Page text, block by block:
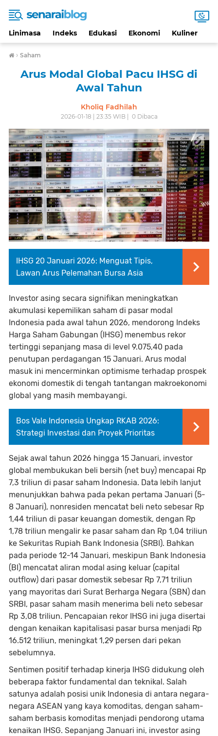
Linimasa Indeks Edukasi Ekonomi Kuliner
› Saham
Arus Modal Global Pacu IHSG di
Awal Tahun
Kholiq Fadhilah
2026-01-18 | 23:35 WIB | 0Dibaca
IHSG 20 Januari 2026: Menguat Tipis,
Lawan Arus Pelemahan Bursa Asia
Investor asing secara signifikan meningkatkan
akumulasi kepemilikan saham di pasar modal
Indonesia pada awal tahun 2026, mendorong Indeks
Harga Saham Gabungan (IHSG) menembus rekor
tertinggi sepanjang masa di level 9.075,40 pada
penutupan perdagangan 15 Januari. Arus modal
masuk ini mencerminkan optimisme terhadap prospek
ekonomi domestik di tengah tantangan makroekonomi
global yang masih membayangi.
Bos Vale Indonesia Ungkap RKAB 2026:
Strategi Investasi dan Proyek Prioritas
Sejak awal tahun 2026 hingga 15 Januari, investor
global membukukan beli bersih (net buy) mencapai Rp
7,3 triliun di pasar saham Indonesia. Data lebih lanjut
menunjukkan bahwa pada pekan pertama Januari (5-
8 Januari), nonresiden mencatat beli neto sebesar Rp
1,44 triliun di pasar keuangan domestik, dengan Rp
1,78 triliun mengalir ke pasar saham dan Rp 1,04 triliun
ke Sekuritas Rupiah Bank Indonesia (SRBI). Bahkan
pada periode 12-14 Januari, meskipun Bank Indonesia
(BI) mencatat aliran modal asing keluar (capital
outflow) dari pasar domestik sebesar Rp 7,71 triliun
yang mayoritas dari Surat Berharga Negara (SBN) dan
SRBI, pasar saham masih menerima beli neto sebesar
Rp 3,08 triliun. Pencapaian rekor IHSG ini juga disertai
dengan kenaikan kapitalisasi pasar bursa menjadi Rp
16.512 triliun, meningkat 1,29 persen dari pekan
sebelumnya.
Sentimen positif terhadap kinerja IHSG didukung oleh
beberapa faktor fundamental dan teknikal. Salah
satunya adalah posisi unik Indonesia di antara negara-
negara ASEAN yang kaya komoditas, dengan saham-
saham berbasis komoditas menjadi pendorong utama
kenaikan IHSG. Sepanjang Januari ini, investor asing